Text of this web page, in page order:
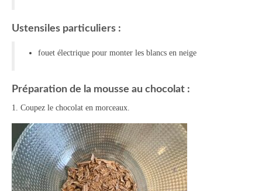
Viandes
Desserts
Bavarois Charlottes Mousses
Brownies Cookies Muffins
Cakes Cheesecakes Pancakes
Ustensiles particuliers :
fouet électrique pour monter les blancs en neige
Préparation de la mousse au chocolat :
1. Coupez le chocolat en morceaux.